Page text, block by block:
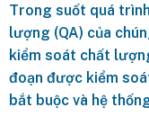
Trong suốt quá
lượng (QA) của
kiểm soát chất
đoạn được kiểm
bắt buộc và hệ